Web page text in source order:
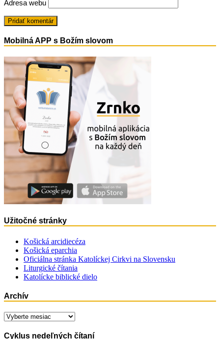
Adresa webu
Mobilná APP s Božím slovom
Užitočné stránky
Košická arcidiecéza
Košická eparchia
Oficiálna stránka Katolíckej Cirkvi na Slovensku
Liturgické čítania
Katolícke biblické dielo
Archív
Archív
Cyklus nedeľných čítaní